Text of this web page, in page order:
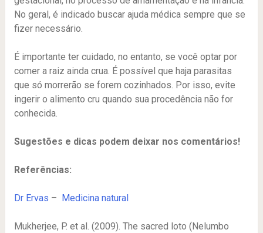
No geral, é indicado buscar ajuda médica sempre que se
fizer necessário.
É importante ter cuidado, no entanto, se você optar por
comer a raiz ainda crua. É possível que haja parasitas
que só morrerão se forem cozinhados. Por isso, evite
ingerir o alimento cru quando sua procedência não for
conhecida.
Sugestões e dicas podem deixar nos comentários!
Referências:
Dr Ervas – Medicina natural
Mukherjee, P. et al. (2009). The sacred loto (Nelumbo